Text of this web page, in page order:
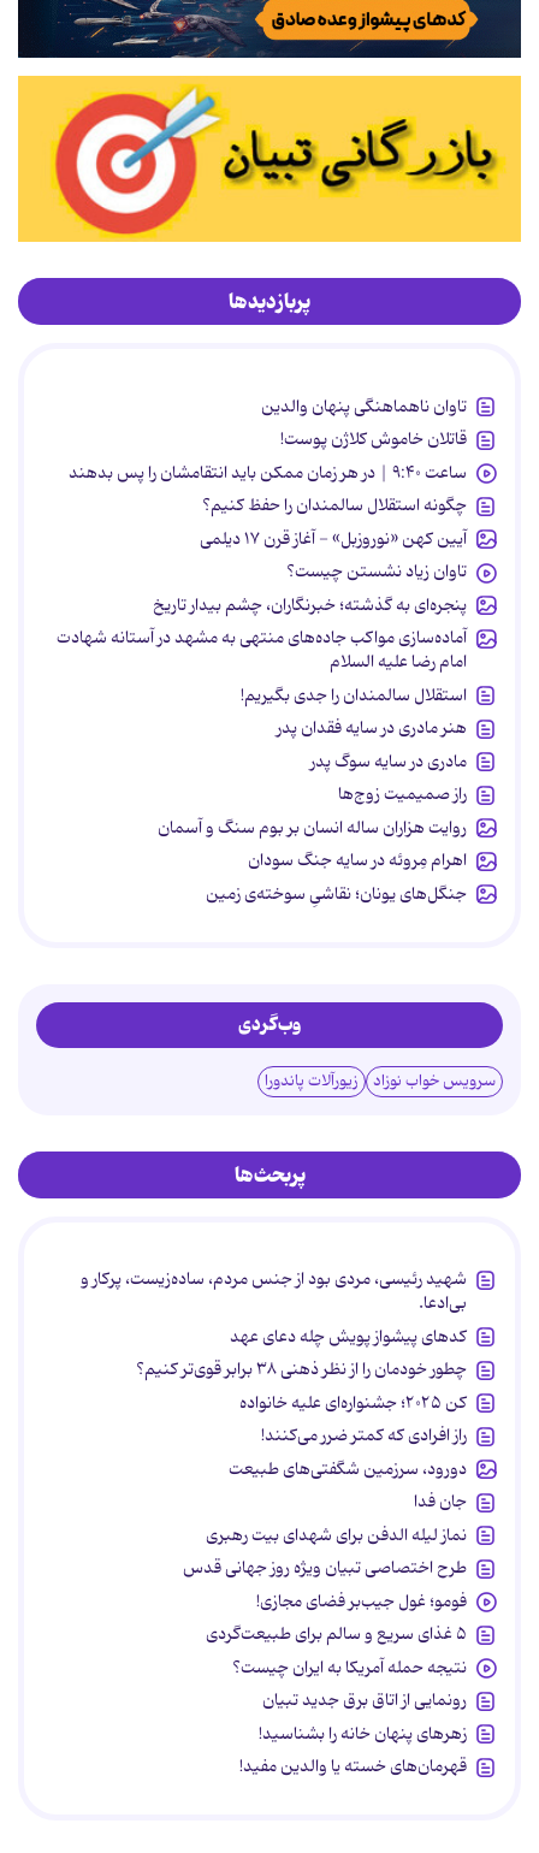
پربازدیدها
تاوان ناهماهنگی پنهان والدین
قاتلان خاموش کلاژن پوست!
ساعت ۹:۴۰ | در هر زمان ممکن باید انتقامشان را پس بدهند
چگونه استقلال سالمندان را حفظ کنیم؟
آیین کهن «نوروزبل» - آغاز قرن ۱۷ دیلمی
تاوان زیاد نشستن چیست؟
پنجره‌ای به گذشته؛ خبرنگاران، چشم بیدار تاریخ
آماده‌سازی مواکب جاده‌های منتهی به مشهد در آستانه شهادت
امام رضا علیه السلام
استقلال سالمندان را جدی بگیریم!
هنر مادری در سایه‌ فقدان پدر
مادری در سایه سوگ پدر
راز صمیمیت زوج‌ها
روایت هزاران ساله انسان بر بوم سنگ و آسمان
اهرام مِروئه در سایه جنگ سودان
جنگل‌های یونان؛ نقاشیِ سوخته‌ی زمین
وب‌گردی
سرویس خواب نوزاد زیورآلات پاندورا
پربحث‌ها
شهید رئیسی، مردی بود از جنس مردم، ساده‌زیست، پرکار و
بی‌ادعا.
کدهای پیشواز پویش چله دعای عهد
چطور خودمان را از نظر ذهنی ۳۸ برابر قوی‌تر کنیم؟
کن ۲۰۲۵؛ جشنواره‌ای علیه خانواده
راز افرادی که کمتر ضرر می‌کنند!
دورود، سرزمین شگفتی‌های طبیعت
جان فدا
نماز لیله الدفن برای شهدای بیت رهبری
طرح اختصاصی تبیان ویژه روز جهانی قدس
فومو؛ غول جیب‌بر فضای مجازی!
۵ غذای سریع و سالم برای طبیعت‌گردی
نتیجه حمله آمریکا به ایران چیست؟
رونمایی از اتاق برق جدید تبیان
زهرهای پنهان خانه را بشناسید!
قهرمان‌های خسته یا والدین مفید!